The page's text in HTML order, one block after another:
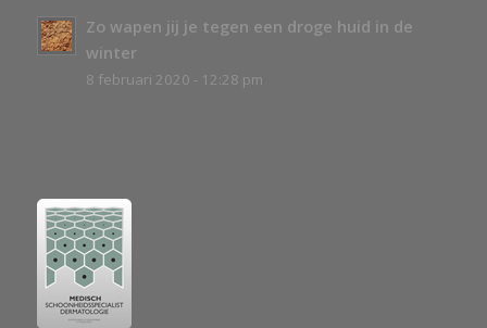
Zo wapen jij je tegen een droge huid in de
winter
8 februari 2020 - 12:28 pm